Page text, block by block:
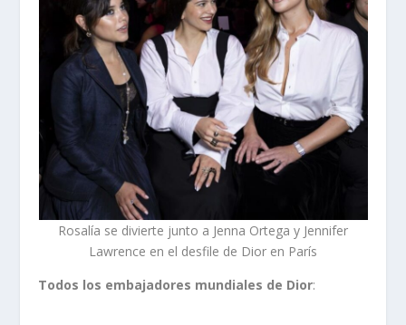
Rosalía se divierte junto a Jenna Ortega y Jennifer
Lawrence en el desfile de Dior en París
Todos los embajadores mundiales de Dior: